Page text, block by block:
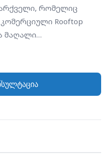
რომელიც
Rooftop
მაღალი
ეს არის Single-
24V საკონტროლო
გაზის ნაკადის ზუსტ
წყვეტს
გათიშვის ან